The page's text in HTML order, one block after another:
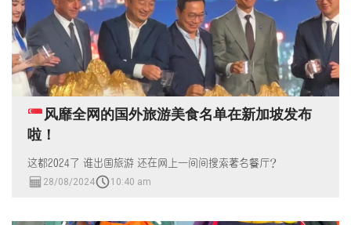
风靡全网的国外旅游美食名单在新加坡发布
啦！
28/08/2024 10:40 am